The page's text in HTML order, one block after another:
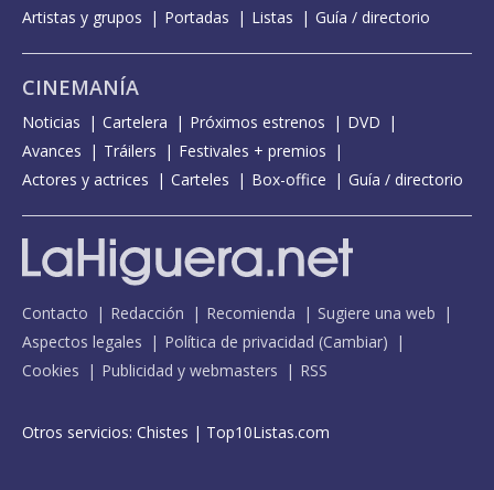
Artistas y grupos
Portadas Listas Guía / directorio
CINEMANÍA
Noticias Cartelera Próximos estrenos
DVD
Avances
Tráilers
Festivales + premios
Actores y actrices
Carteles Box-office Guía / directorio
Contacto Redacción Recomienda
Sugiere una web
Aspectos legales
Política de privacidad (Cambiar)
Cookies
Publicidad y webmasters RSS
Otros servicios: Chistes | Top10Listas.com